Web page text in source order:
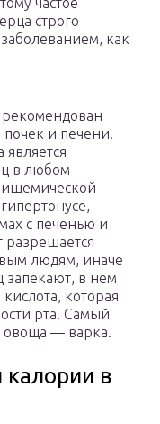
строго
как
рекомендован
и печени.
в любом
ишемической
с печенью и
разрешается
людям, иначе
запекают, в нем
которая
рта. Самый
овоща — варка.
в